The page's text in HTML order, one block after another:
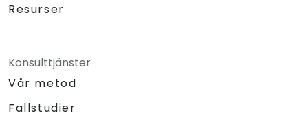
Resurser
Konsulttjänster
Vår metod
Fallstudier